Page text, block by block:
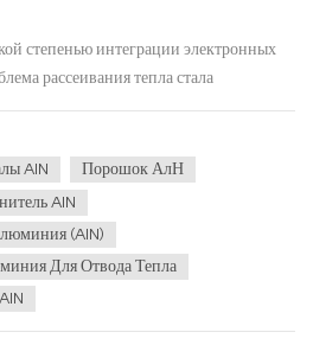
степенью интеграции электронных
рассеивания тепла стала
ограничивающим развитие
эффективность рассеивания
такими как
AlN
Порошок АлН
AlN
(AlN)
Для Отвода Тепла